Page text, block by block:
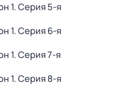
1. Серия 5-я
1. Серия 6-я
1. Серия 7-я
1. Серия 8-я